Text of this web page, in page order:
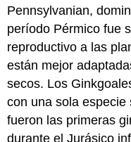
Pennsylvanian,
período Pérmico fue
reproductivo a las
están mejor
secos. Los
con una sola especie
fueron las primeras
durante el Jurásico